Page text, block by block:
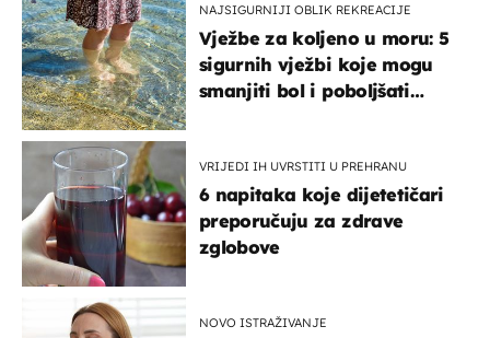
NAJSIGURNIJI OBLIK REKREACIJE
Vježbe za koljeno u moru: 5
sigurnih vježbi koje mogu
smanjiti bol i poboljšati
VRIJEDI IH UVRSTITI U PREHRANU
6 napitaka koje dijetetičari
preporučuju za zdrave
zglobove
NOVO ISTRAŽIVANJE